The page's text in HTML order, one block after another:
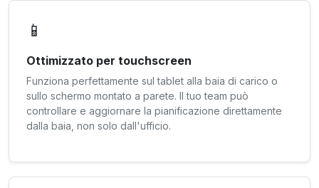
📱
Ottimizzato per touchscreen
Funziona perfettamente sul tablet alla baia di carico o
sullo schermo montato a parete. Il tuo team può
controllare e aggiornare la pianificazione direttamente
dalla baia, non solo dall'ufficio.